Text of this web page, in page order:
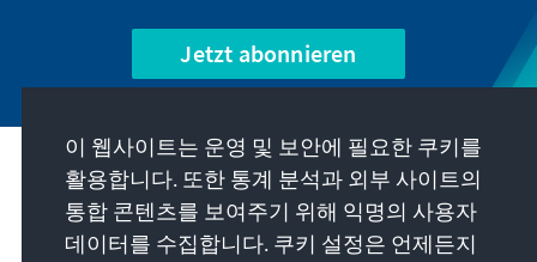
Jetzt abonnieren
우리의 과제
연락처
이 웹사이트는 운영 및 보안에 필요한 쿠키를
활용합니다. 또한 통계 분석과 외부 사이트의
통합 콘텐츠를 보여주기 위해 익명의 사용자
데이터를 수집합니다. 쿠키 설정은 언제든지